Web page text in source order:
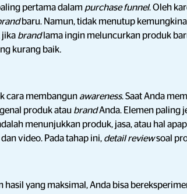
pertama dalam purchase funnel. Oleh
baru. Namun, tidak menutup
jika brand lama ingin meluncurkan produk
kurang baik.
cara membangun awareness. Saat Anda
produk atau brandAnda. Elemen paling
menunjukkan produk, jasa, atau hal
video. Pada tahap ini, detail reviewsoal
hasil yang maksimal, Anda bisa